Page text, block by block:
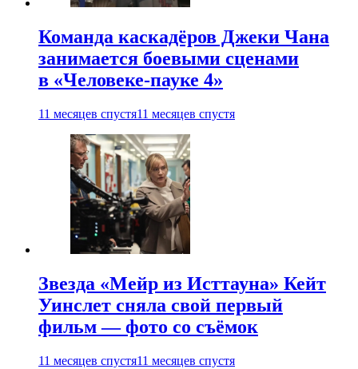
Команда каскадёров Джеки Чана
занимается боевыми сценами
в «Человеке-пауке 4»
11 месяцев спустя11 месяцев спустя
Звезда «Мейр из Исттауна» Кейт
Уинслет сняла свой первый
фильм — фото со съёмок
11 месяцев спустя11 месяцев спустя